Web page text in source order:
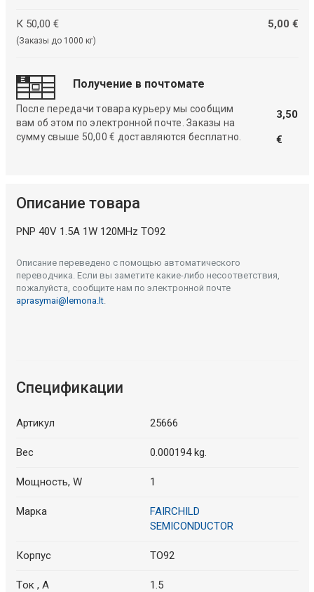
К 50,00 €
(Заказы до 1000 кг)
5,00 €
Получение в почтомате
После передачи товара курьеру мы сообщим
вам об этом по электронной почте. Заказы на
сумму свыше 50,00 € доставляются бесплатно.
3,50
€
Описание товара
PNP 40V 1.5A 1W 120MHz TO92
Описание переведено с помощью автоматического
переводчика. Если вы заметите какие-либо несоответствия,
пожалуйста, сообщите нам по электронной почте
aprasymai@lemona.lt.
Спецификации
Артикул 25666
Вес 0.000194 kg.
Мощность, W 1
Марка
FAIRCHILD
SEMICONDUCTOR
Корпус TO92
Tок , A 1.5